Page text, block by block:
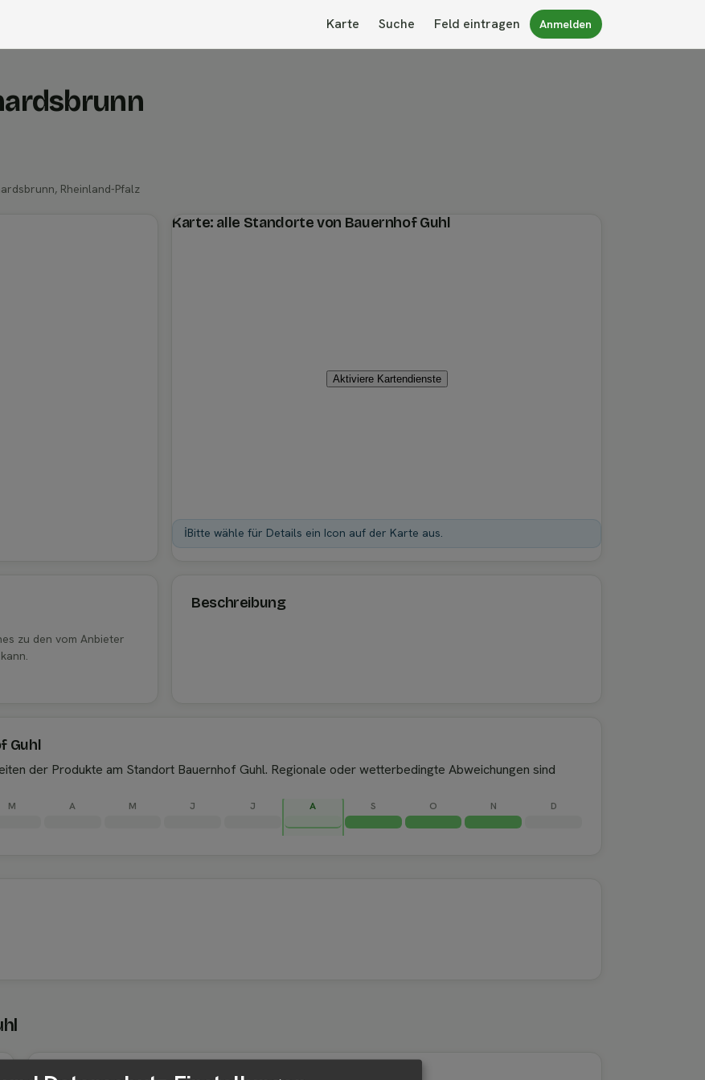
Karte Suche Feld eintragen Anmelden
Rheinland-Pfalz
Karte: alle Standorte von Bauernhof Guhl
Aktiviere Kartendienste
ℹ️Bitte wähle für Details ein Icon auf der Karte aus.
zu den vom Anbieter
Beschreibung
Guhl
der Produkte am Standort Bauernhof Guhl. Regionale oder wetterbedingte Abweichungen sind
M A M J J A S O N D